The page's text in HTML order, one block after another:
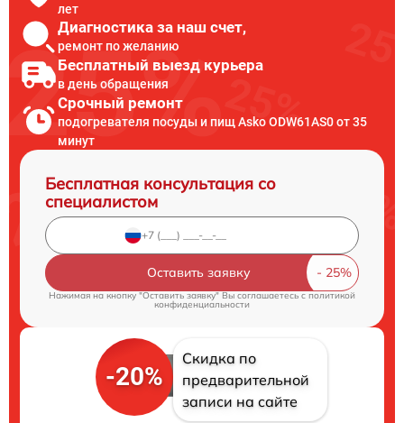
лет
Диагностика за наш счет,
ремонт по желанию
Бесплатный выезд курьера
в день обращения
Срочный ремонт
подогревателя посуды и пищ Asko ODW61AS0 от 35
минут
Бесплатная консультация со
специалистом
Оставить заявку
Нажимая на кнопку "Оставить заявку" Вы соглашаетесь cполитикой
конфиденциальности
-20%
Скидка по
предварительной
записи на сайте